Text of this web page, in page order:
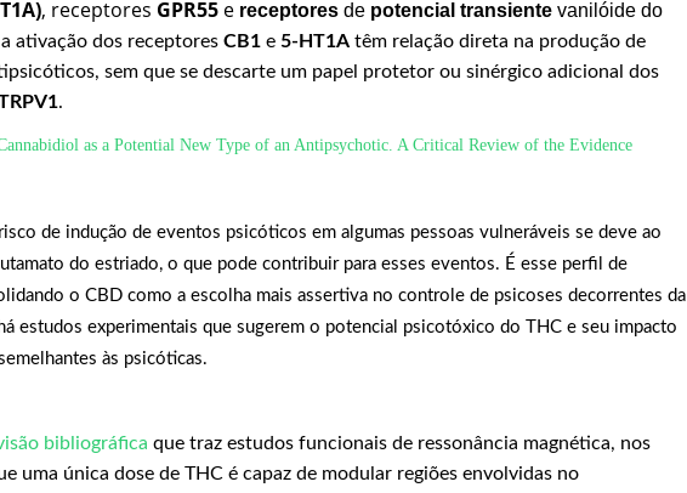
, receptores GPR55e receptoresde potencial transientevanilóide do
ativação dos receptores CB1e 5-HT1Atêm relação direta na produção de
sem que se descarte um papel protetor ou sinérgico adicional dos
.
as a Potential New Type of an Antipsychotic. A Critical Review of the Evidence
de indução de eventos psicóticos em algumas pessoas vulneráveis se deve ao
do estriado, o que pode contribuir para esses eventos. É esse perfil de
o CBD como a escolha mais assertiva no controle de psicoses decorrentes da
estudos experimentais que sugerem o potencial psicotóxico do THC e seu impacto
às psicóticas.
bibliográfica que traz estudos funcionais de ressonância magnética, nos
uma única dose de THC é capaz de modular regiões envolvidas no